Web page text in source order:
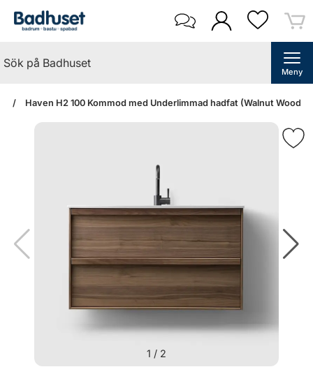
Meny
Haven H2 100 Kommod med Underlimmad hadfat (Walnut
1 / 2